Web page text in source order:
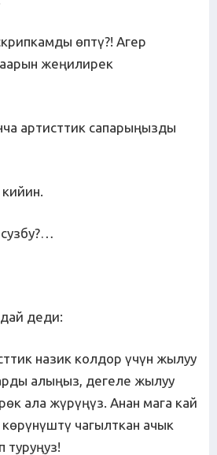
өптү?! Агер
жеңилирек
артисттик сапарыңызды
деди:
назик колдор үчүн жылуу
алыңыз, дегеле жылуу
ала жүрүңүз. Анан мага кай
чагылткан ачык
туруңуз!